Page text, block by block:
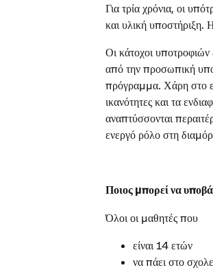
Για τρία χρόνια, οι
και υλική υποστήριξη.
Οι κάτοχοι
από την προσωπική
πρόγραμμα. Χάρη στο
ικανότητες και τα
αναπτύσσονται
ενεργό ρόλο στη
Ποιος μπορεί να
Όλοι οι μαθητές που
είναι 14 ετών
να πάει στο